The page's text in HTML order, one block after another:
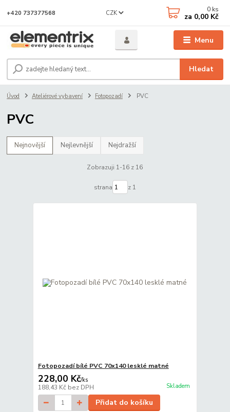
Menu
CZK
Hledat
+420 737377568 0 ks
za 0,00 Kč
Úvod Ateliérové vybavení Fotopozadí PVC
PVC
Nejnovější Nejlevnější Nejdražší
Zobrazuji 1-16 z 16
strana z 1
Fotopozadí bílé PVC 70x140 lesklé matné
228,00 Kč/ks
188,43 Kč bez DPH Skladem
Přidat do košíku